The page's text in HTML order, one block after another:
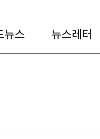
뉴스 뉴스레터